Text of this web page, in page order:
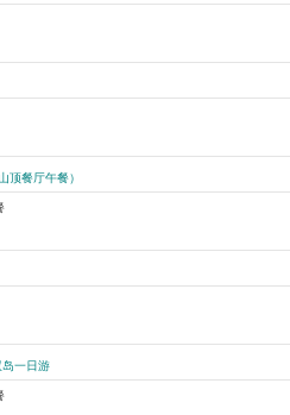
顶餐厅午餐）
一日游